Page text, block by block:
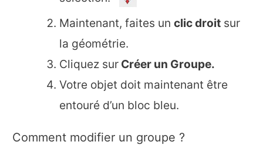
Maintenant, faites unclic droit sur
la géométrie.
Cliquez sur Créer un Groupe.
Votre objet doit maintenant être
entouré d’un bloc bleu.
Comment modifier un groupe ?